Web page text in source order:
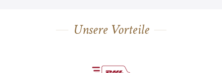
Unsere Vorteile